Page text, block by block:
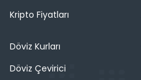
Kripto Fiyatları
Döviz Kurları
Döviz Çevirici